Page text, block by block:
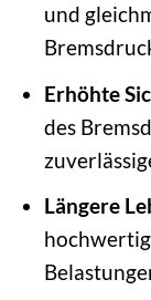
und
Erhöhte
des
Längere